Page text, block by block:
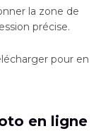
la zone de
précise.
pour en
en ligne